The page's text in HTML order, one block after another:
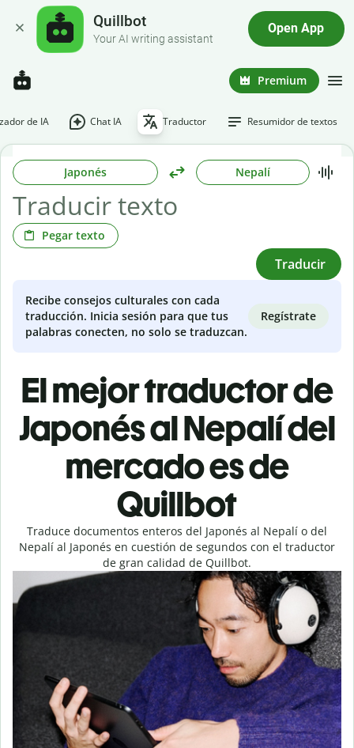
Quillbot
Your AI writing assistant
Open App
Premium
de IA Chat IA Traductor Resumidor de textos
Japonés Nepalí
Pegar texto
Traducir
Recibe consejos culturales con cada
traducción. Inicia sesión para que tus
palabras conecten, no solo se traduzcan.
Regístrate
El mejor traductor de
Japonés al Nepalí del
mercado es de
Quillbot
Traduce documentos enteros del Japonés al Nepalí o del
Nepalí al Japonés en cuestión de segundos con el traductor
de gran calidad de Quillbot.